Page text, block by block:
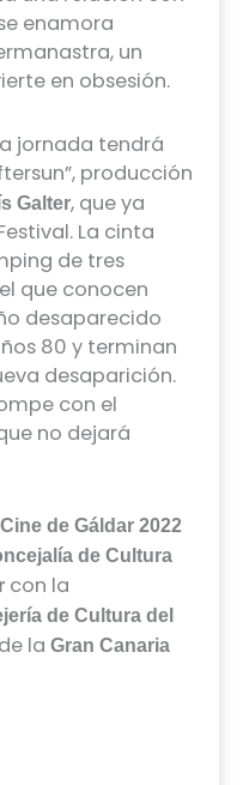
enamora
un
en obsesión.
jornada tendrá
producción
Galter, que ya
La cinta
de tres
que conocen
desaparecido
80 y terminan
desaparición.
con el
no dejará
de Gáldar 2022
de Cultura
con la
de Cultura del
la Gran Canaria